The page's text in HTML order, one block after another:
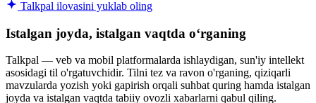
Talkpal ilovasini yuklab oling
Istalgan joyda, istalgan vaqtda oʻrganing
Talkpal — veb va mobil platformalarda ishlaydigan, sun'iy intellekt
asosidagi til o'rgatuvchidir. Tilni tez va ravon o'rganing, qiziqarli
mavzularda yozish yoki gapirish orqali suhbat quring hamda istalgan
joyda va istalgan vaqtda tabiiy ovozli xabarlarni qabul qiling.